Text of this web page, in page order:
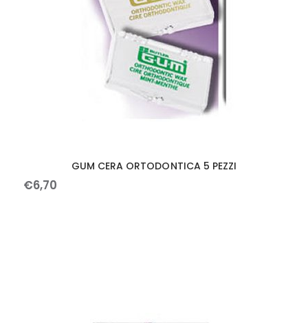
GUM CERA ORTODONTICA 5 PEZZI
€6,70